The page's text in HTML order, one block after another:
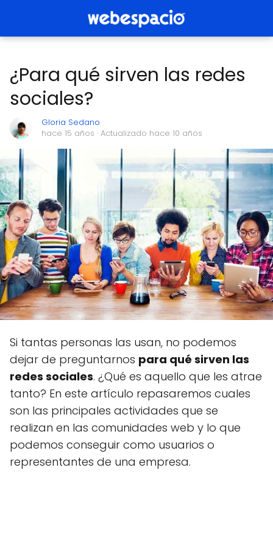
¿Para qué sirven las redes
sociales?
Gloria Sedano
hace 15 años · Actualizado hace 10 años
Si tantas personas las usan, no podemos
dejar de preguntarnos para qué sirven las
redes sociales. ¿Qué es aquello que les atrae
tanto? En este artículo repasaremos cuales
son las principales actividades que se
realizan en las comunidades web y lo que
podemos conseguir como usuarios o
representantes de una empresa.